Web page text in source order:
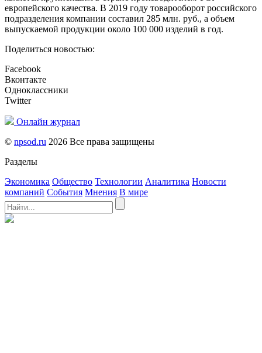
европейского качества. В 2019 году товарооборот российского
подразделения компании составил 285 млн. руб., а объем
выпускаемой продукции около 100 000 изделий в год.
Поделиться новостью:
Facebook
Вконтакте
Одноклассники
Twitter
Онлайн журнал
© npsod.ru 2026 Все права защищены
Разделы
Экономика Общество Технологии Аналитика Новости
компаний События Мнения В мире